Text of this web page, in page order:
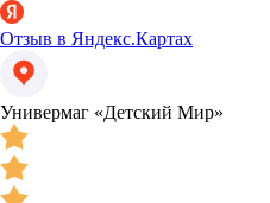
Отзыв в Яндекс.Картах
Универмаг «Детский Мир»